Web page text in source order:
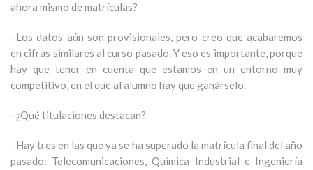
ahora mismo de matrículas?
–Los datos aún son provisionales, pero creo que acabaremos
en cifras similares al curso pasado. Y eso es importante, porque
hay que tener en cuenta que estamos en un entorno muy
competitivo, en el que al alumno hay que ganárselo.
–¿Qué titulaciones destacan?
–Hay tres en las que ya se ha superado la matrícula final del año
pasado: Telecomunicaciones, Química Industrial e Ingeniería